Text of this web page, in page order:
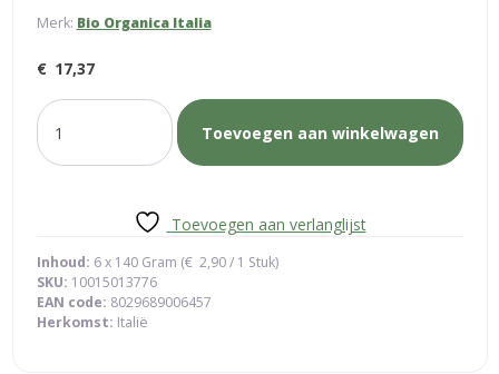
Merk: Bio Organica Italia
€ 17,37
knoflook
creme
aantal
Toevoegen aan winkelwagen
Toevoegen aan verlanglijst
Inhoud: 6 x 140 Gram (€ 2,90/ 1 Stuk)
SKU: 10015013776
EAN code: 8029689006457
Herkomst: Italië